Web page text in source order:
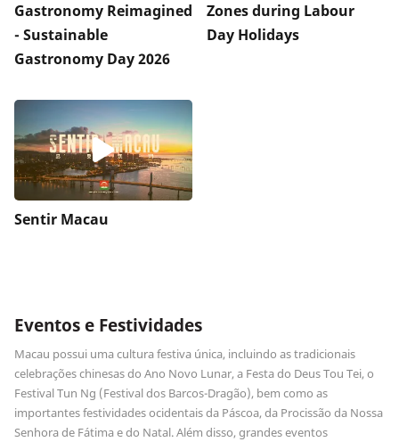
Gastronomy Reimagined
- Sustainable
Gastronomy Day 2026
Zones during Labour
Day Holidays
Sentir Macau
Eventos e Festividades
Macau possui uma cultura festiva única, incluindo as tradicionais
celebrações chinesas do Ano Novo Lunar, a Festa do Deus Tou Tei, o
Festival Tun Ng (Festival dos Barcos-Dragão), bem como as
importantes festividades ocidentais da Páscoa, da Procissão da Nossa
Senhora de Fátima e do Natal. Além disso, grandes eventos